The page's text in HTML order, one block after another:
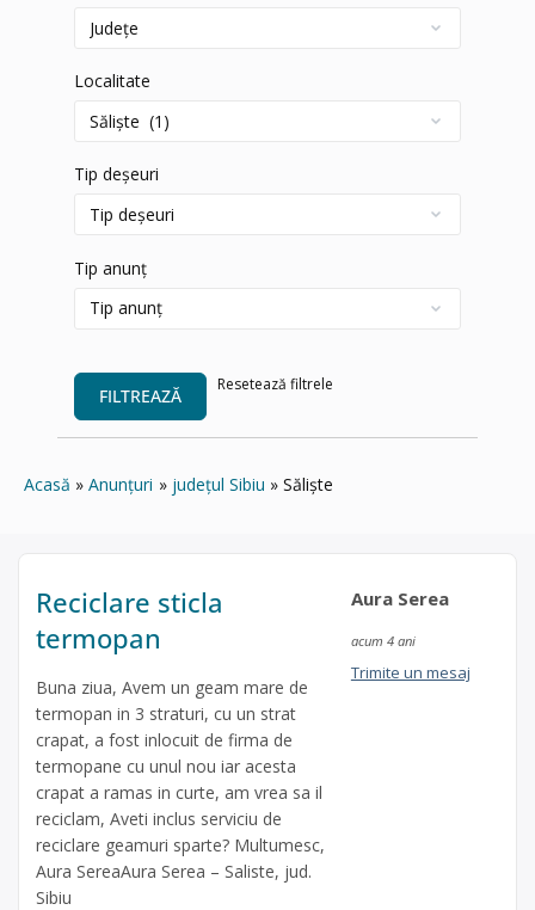
Localitate
Tip deșeuri
Tip anunț
FILTREAZĂ
Resetează filtrele
Acasă Anunțuri județul Sibiu Săliște
Reciclare sticla
termopan
Buna ziua, Avem un geam mare de
termopan in 3 straturi, cu un strat
crapat, a fost inlocuit de firma de
termopane cu unul nou iar acesta
crapat a ramas in curte, am vrea sa il
reciclam, Aveti inclus serviciu de
reciclare geamuri sparte? Multumesc,
Aura SereaAura Serea – Saliste, jud.
Sibiu
Aura Serea
acum 4 ani
Trimite un mesaj